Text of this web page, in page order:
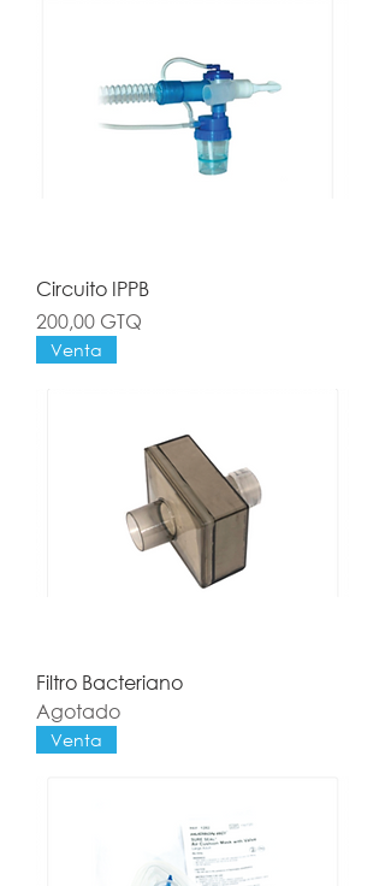
Circuito IPPB
Precio
200,00 GTQ
Venta
Filtro Bacteriano
Agotado
Venta